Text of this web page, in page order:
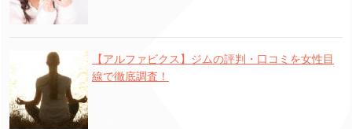
【アルファビクス】ジムの評判・口コミを女性目
線で徹底調査！